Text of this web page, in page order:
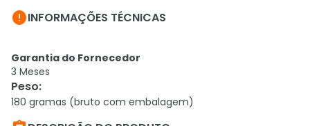
INFORMAÇÕES TÉCNICAS
Garantia do Fornecedor
3 Meses
Peso:
180 gramas (bruto com embalagem)